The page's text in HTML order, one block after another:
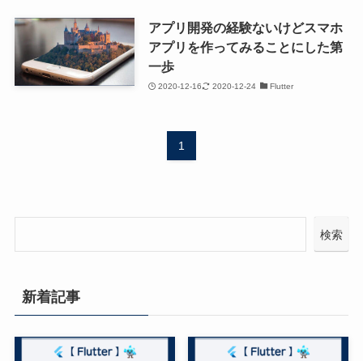
アプリ開発の経験ないけどスマホ
アプリを作ってみることにした第
一歩
2020-12-16 2020-12-24 Flutter
1
検索
新着記事